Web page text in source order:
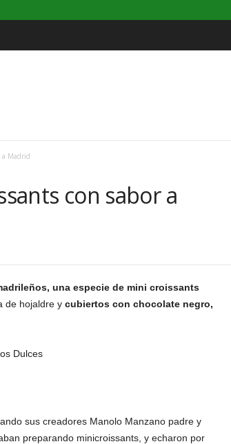
a Madrid
con sabor a
una especie de mini croissants
de hojaldre y cubiertos con chocolate negro,
sus creadores Manolo Manzano padre y
preparando minicroissants, y echaron por